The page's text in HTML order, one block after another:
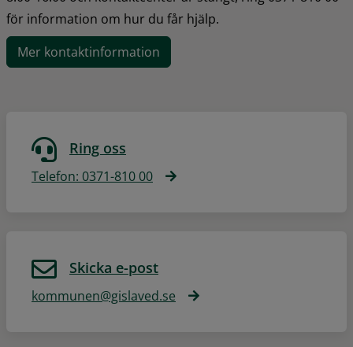
för information om hur du får hjälp.
Mer kontaktinformation
Ring oss
Telefon: 0371-810 00
Skicka e-post
kommunen@gislaved.se